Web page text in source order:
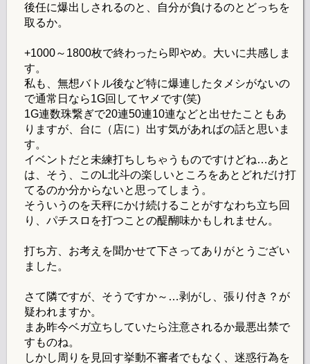
後任に爆出しされるのと、自分が負けるのとどっちを
取るか。
+1000～1800枚で終わったら即やめ。大いに共感しま
す。
私も、無想バトル後など特に爆連したタメシがないの
で通常日なら1G回してヤメです(笑)
1G連数珠繋ぎで20連50連10連などと出せたこともあ
りますが、台に（店に）出す気があればの話と思いま
す。
イベントだと未練打ちしちゃうものですけどね…あと
は、そう、このL北斗の楽しいところをあとどれだけ打
てるのか分からないと思ってしまう。
そういうのを天秤にかけ続けることがすなわち立ち回
り、パチスロを打つことの醍醐味かもしれません。
打ち方、お考えを聞かせて下さってありがとうござい
ました。
さて隣ですが、そうですか～…剥がし、張り付き？が
疑われますか。
まあ昨今ベガ立ちしていたら注意されるか最悪出禁で
すものね。
しかし周りを見回す挙動不審者でもなく、迷惑行為を